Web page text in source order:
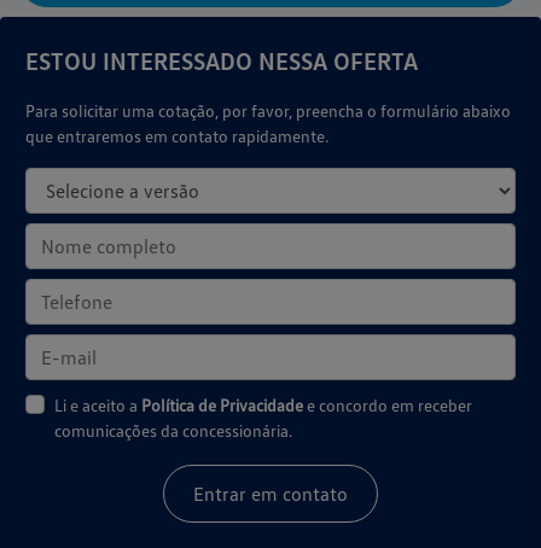
ESTOU INTERESSADO NESSA OFERTA
Para solicitar uma cotação, por favor, preencha o formulário abaixo
que entraremos em contato rapidamente.
Li e aceito a Política de Privacidadee concordo em receber
comunicações da concessionária.
Entrar em contato